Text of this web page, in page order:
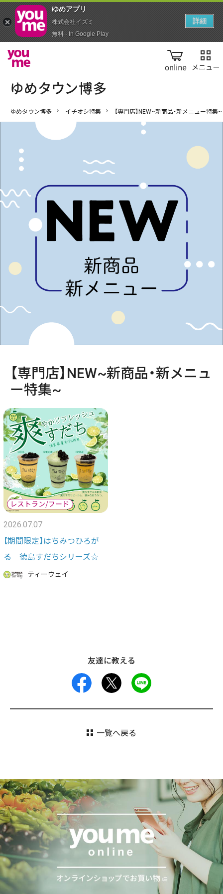
online
ゆめタウン博多 イチオシ特集 【専門店】NEW~新商品・新メニュー特集~
【専門店】NEW~新商品・新メニュ
ー特集~
2026.07.07
【期間限定】はちみつひろが
る 徳島すだちシリーズ☆
ティーウェイ
友達に教える
facebook
一覧へ戻る
ゆめアプ‪リ‬
株式会社イズミ
無料 - In Google Play
詳細